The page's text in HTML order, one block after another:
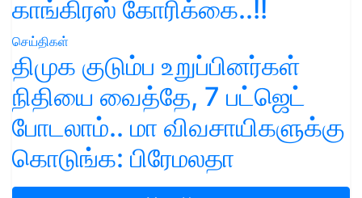
காங்கிரஸ் கோரிக்கை..!!
செய்திகள்
திமுக குடும்ப உறுப்பினர்கள்
நிதியை வைத்தே, 7 பட்ஜெட்
போடலாம்.. மா விவசாயிகளுக்கு
கொடுங்க: பிரேமலதா